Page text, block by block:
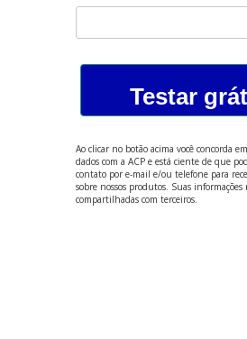
Testar
Ao clicar no botão acima você concorda
dados com a ACP e está ciente de que
contato por e-mail e/ou telefone para
sobre nossos produtos. Suas informações
compartilhadas com terceiros.